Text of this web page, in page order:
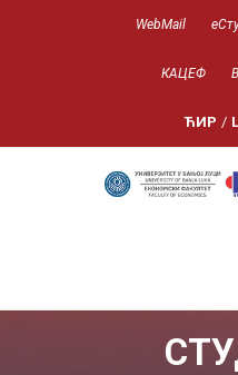
WebMail
КАЦЕФ
ЋИР /